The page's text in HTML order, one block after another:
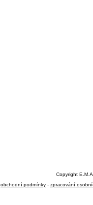
Copyright
obchodní podmínky - zpracování